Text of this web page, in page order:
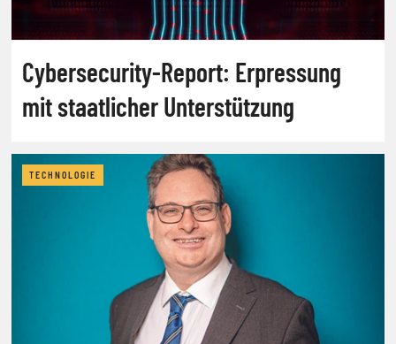
Cybersecurity-Report: Erpressung
mit staatlicher Unterstützung
TECHNOLOGIE